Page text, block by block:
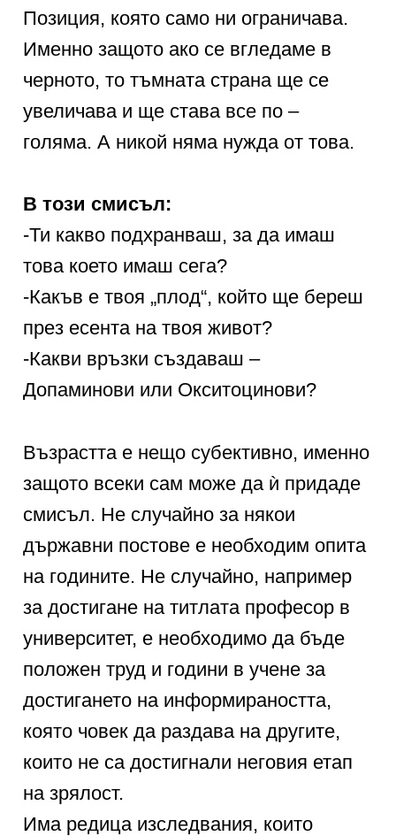
Позиция, която само ни ограничава.
Именно защото ако се вгледаме в
черното, то тъмната страна ще се
увеличава и ще става все по –
голяма. А никой няма нужда от това.
В този смисъл:
-Ти какво подхранваш, за да имаш
това което имаш сега?
-Какъв е твоя „плод“, който ще береш
през есента на твоя живот?
-Какви връзки създаваш –
Допаминови или Окситоцинови?
Възрастта е нещо субективно, именно
защото всеки сам може да ѝ придаде
смисъл. Не случайно за някои
държавни постове е необходим опита
на годините. Не случайно, например
за достигане на титлата професор в
университет, е необходимо да бъде
положен труд и години в учене за
достигането на информираността,
която човек да раздава на другите,
които не са достигнали неговия етап
на зрялост.
Има редица изследвания, които